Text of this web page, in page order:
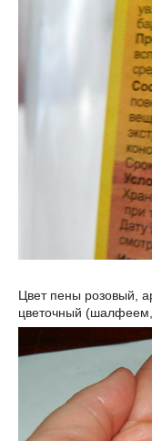
Цвет пены розовый,
цветочный